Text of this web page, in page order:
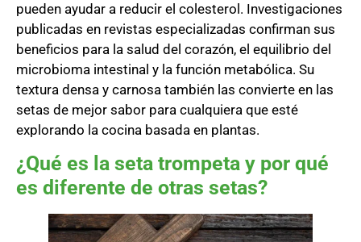
pueden ayudar a reducir el colesterol. Investigaciones
publicadas en revistas especializadas confirman sus
beneficios para la salud del corazón, el equilibrio del
microbioma intestinal y la función metabólica. Su
textura densa y carnosa también las convierte en las
setas de mejor sabor para cualquiera que esté
explorando la cocina basada en plantas.
¿Qué es la seta trompeta y por qué
es diferente de otras setas?